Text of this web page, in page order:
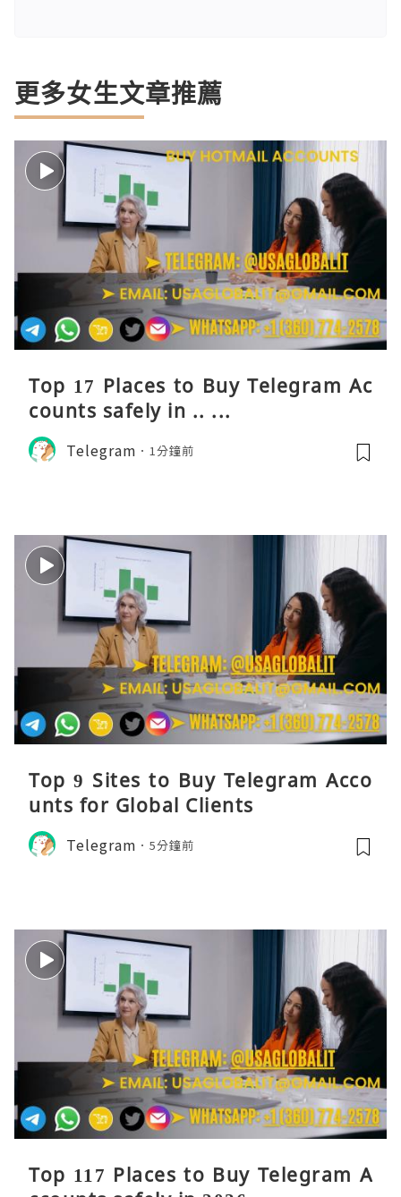
更多女生文章推薦
Top 17 Places to Buy Telegram Ac
counts safely in .. ...
Telegram 1分鐘前
Top 9 Sites to Buy Telegram Acco
unts for Global Clients
Telegram 5分鐘前
Top 117 Places to Buy Telegram A